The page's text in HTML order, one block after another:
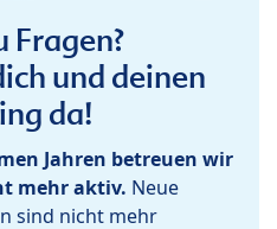
Fragen?
und deinen
da!
Jahren betreuen wir
mehr aktiv. Neue
sind nicht mehr